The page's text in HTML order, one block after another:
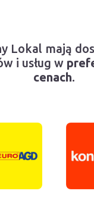
Lokal mają
i usług w
cenach.